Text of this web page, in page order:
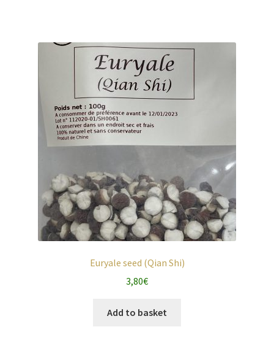
Euryale seed (Qian Shi)
3,80€
Add to basket